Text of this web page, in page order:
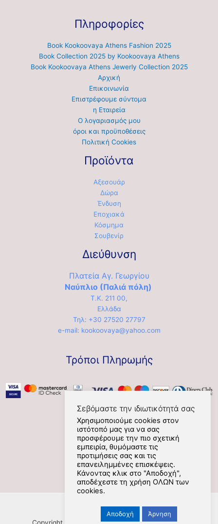
Πληροφορίες
Book Kookoovaya Athens Fashion 2025
Book Collection 2025 by Kookoovaya Athens
Book Kookoovaya Athens Jewerly Collection 2025
Αρχική
Επικοινωνία
Επιστρέφουμε σύντομα
η Εταιρεία
Ο λογαριασμός μου
όροι και προϋποθέσεις
Πολιτική Cookies
Προϊόντα
Αξεσουάρ
Δώρα
Ένδυση
Εποχιακά
Κόσμημα
Σουβενίρ
Διεύθυνση
Πλατεία Αγ. Γεωργίου
Ναύπλιο (Παλιά πόλη)
Τ.Κ. 211 00,
Ελλάδα
Τηλ: +30 27520 27797
e-mail: kookoovaya@yahoo.com
Τρόποι Πληρωμής
Social
Copyright [Nafplios] [2021] [kookoovaya.online] |
Σεβόμαστε την ιδιωτικότητά σας
Χρησιμοποιούμε cookies στον
ιστότοπό μας για να σας
προσφέρουμε την πιο σχετική
εμπειρία, θυμόμαστε τις
προτιμήσεις σας και τις
επανειλημμένες επισκέψεις.
Κάνοντας κλικ στο "Αποδοχή",
αποδέχεστε τη χρήση ΟΛΩΝ των
cookies.
Αποδοχή Άρνηση